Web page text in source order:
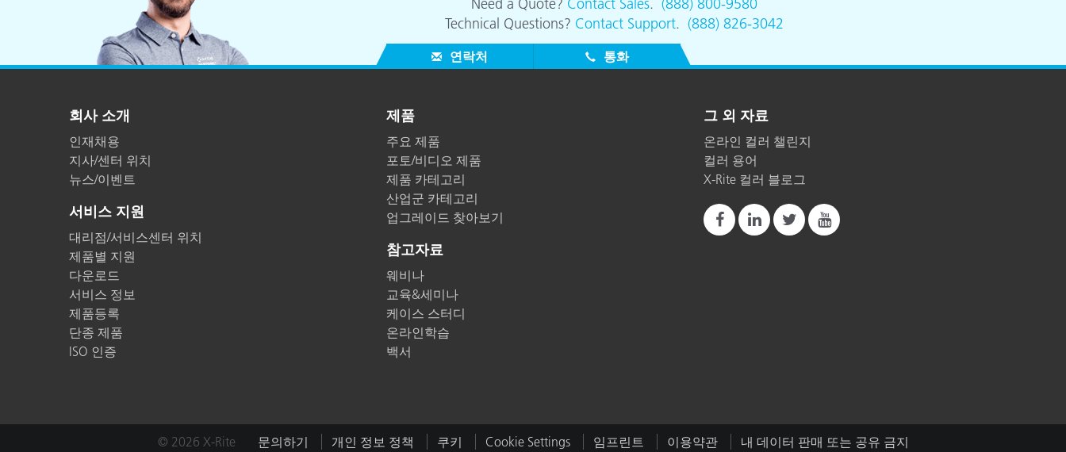
Need a Quote? Contact Sales. (888) 800-9580
Technical Questions? Contact Support. (888) 826-3042
연락처 통화
회사 소개
인재채용
지사/센터 위치
뉴스/이벤트
서비스 지원
대리점/서비스센터 위치
제품별 지원
다운로드
서비스 정보
제품등록
단종 제품
ISO 인증
제품
주요 제품
포토/비디오 제품
제품 카테고리
산업군 카테고리
업그레이드 찾아보기
참고자료
웨비나
교육&세미나
케이스 스터디
온라인학습
백서
그 외 자료
온라인 컬러 챌린지
컬러 용어
X-Rite 컬러 블로그
© 2026 X-Rite 문의하기 개인 정보 정책 쿠키 Cookie Settings 임프린트 이용약관 내 데이터 판매 또는 공유 금지